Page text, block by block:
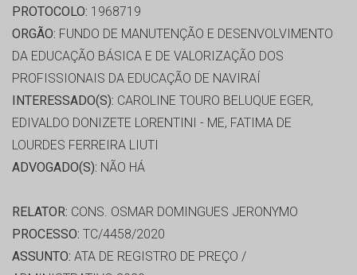
PROTOCOLO: 1968719
ORGÃO: FUNDO DE MANUTENÇÃO E DESENVOLVIMENTO
DA EDUCAÇÃO BÁSICA E DE VALORIZAÇÃO DOS
PROFISSIONAIS DA EDUCAÇÃO DE NAVIRAÍ
INTERESSADO(S): CAROLINE TOURO BELUQUE EGER,
EDIVALDO DONIZETE LORENTINI - ME, FATIMA DE
LOURDES FERREIRA LIUTI
ADVOGADO(S): NÃO HÁ
RELATOR: CONS. OSMAR DOMINGUES JERONYMO
PROCESSO: TC/4458/2020
ASSUNTO: ATA DE REGISTRO DE PREÇO /